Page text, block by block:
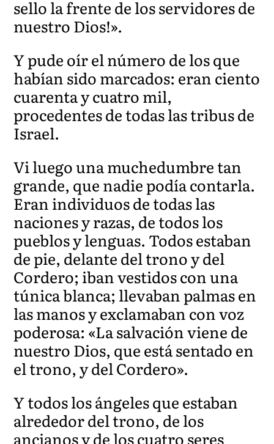
sello la frente de los servidores de
nuestro Dios!».
Y pude oír el número de los que
habían sido marcados: eran ciento
cuarenta y cuatro mil,
procedentes de todas las tribus de
Israel.
Vi luego una muchedumbre tan
grande, que nadie podía contarla.
Eran individuos de todas las
naciones y razas, de todos los
pueblos y lenguas. Todos estaban
de pie, delante del trono y del
Cordero; iban vestidos con una
túnica blanca; llevaban palmas en
las manos y exclamaban con voz
poderosa: «La salvación viene de
nuestro Dios, que está sentado en
el trono, y del Cordero».
Y todos los ángeles que estaban
alrededor del trono, de los
ancianos y de los cuatro seres